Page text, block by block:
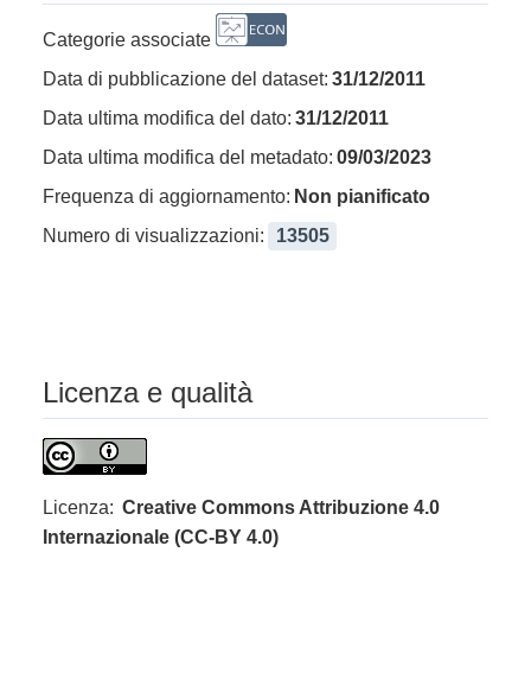
Categorie associate
Data di pubblicazione del dataset: 31/12/2011
Data ultima modifica del dato: 31/12/2011
Data ultima modifica del metadato: 09/03/2023
Frequenza di aggiornamento: Non pianificato
Numero di visualizzazioni:
13505
Licenza e qualità
Licenza: Creative Commons Attribuzione 4.0
Internazionale (CC-BY 4.0)